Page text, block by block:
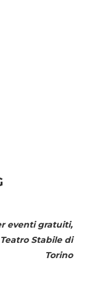
eventi gratuiti,
Teatro Stabile di
Torino